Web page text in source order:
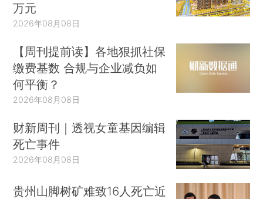
万元
2026年08月08日
【周刊提前读】各地狠抓社保
缴费基数 合规与企业减负如
何平衡？
2026年08月08日
财新周刊｜透视女童基因编辑
死亡事件
2026年08月08日
贵州山脚树矿难致16人死亡近